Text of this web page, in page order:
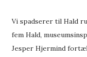
Vi spadserer til Hald
fem Hald,
Jesper Hjermind